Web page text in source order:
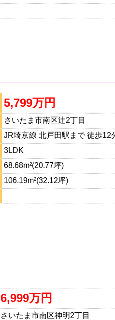
5,799万円
さいたま市南区辻2丁目
JR埼京線 北戸田駅まで 徒歩12
3LDK
68.68m²(20.77坪)
106.19m²(32.12坪)
6,999万円
さいたま市南区神明2丁目